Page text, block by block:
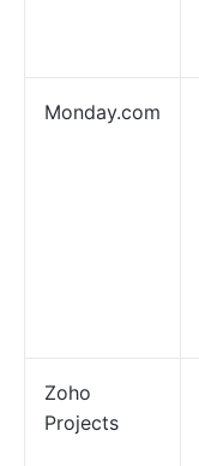
Monday.com
Zoho
Projects